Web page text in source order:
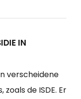
IN
verscheidene
de ISDE. Er